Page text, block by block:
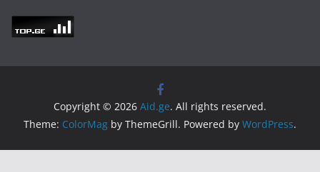
Copyright © 2026 Aid.ge. All rights reserved.
Theme: ColorMag by ThemeGrill. Powered by WordPress.